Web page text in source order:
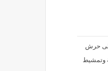
حرش
وتمشيط